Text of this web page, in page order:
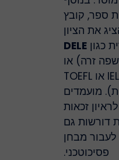
קובץ
הציון
DELE
זרה) או
אנגלית סטנדרטית כגון IELTS או TOEFL
מועמדים
זכאות
גם
מבחן
פסיכוטכני.